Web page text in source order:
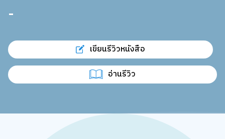
-
เขียนรีวิวหนังสือ
อ่านรีวิว